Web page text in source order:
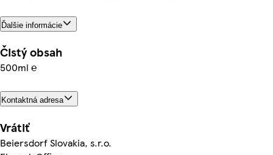
Ďalšie informácie
Čistý obsah
500ml ℮
Kontaktná adresa
Vrátiť
Beiersdorf Slovakia, s.r.o.